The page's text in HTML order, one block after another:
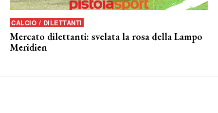
CALCIO / DILETTANTI
Mercato dilettanti: svelata la rosa della Lampo
Meridien